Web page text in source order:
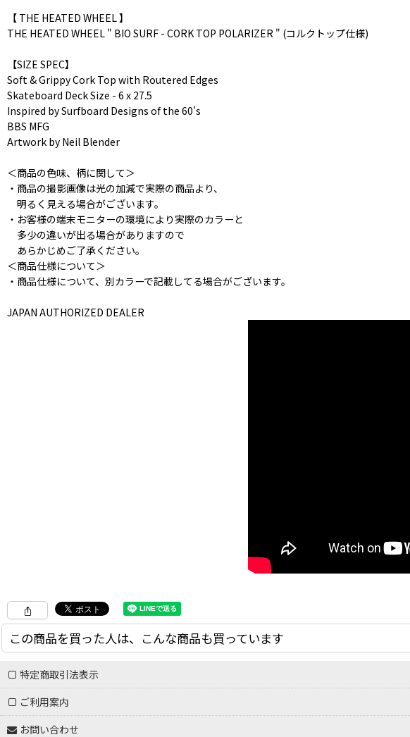
【 THE HEATED WHEEL 】
THE HEATED WHEEL " BIO SURF - CORK TOP POLARIZER " (コルクトップ仕様)
【SIZE SPEC】
Soft & Grippy Cork Top with Routered Edges
Skateboard Deck Size - 6 x 27.5
Inspired by Surfboard Designs of the 60's
BBS MFG
Artwork by Neil Blender
＜商品の色味、柄に関して＞
・商品の撮影画像は光の加減で実際の商品より、
明るく見える場合がございます。
・お客様の端末モニターの環境により実際のカラーと
多少の違いが出る場合がありますので
あらかじめご了承ください。
＜商品仕様について＞
・商品仕様について、別カラーで記載してる場合がございます。
JAPAN AUTHORIZED DEALER
この商品を買った人は、こんな商品も買っています
特定商取引法表示
ご利用案内
お問い合わせ